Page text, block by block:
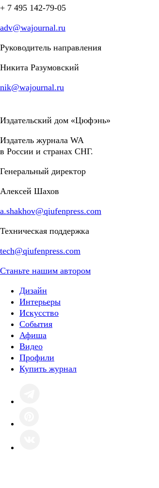
+ 7 495 142-79-05
adv@wajournal.ru
Руководитель направления
Никита Разумовский
nik@wajournal.ru
Издательский дом «Цюфэнь»
Издатель журнала WA
в России и странах СНГ.
Генеральный директор
Алексей Шахов
a.shakhov@qiufenpress.com
Техническая поддержка
tech@qiufenpress.com
Станьте нашим автором
Дизайн
Интерьеры
Искусство
События
Афиша
Видео
Профили
Купить журнал